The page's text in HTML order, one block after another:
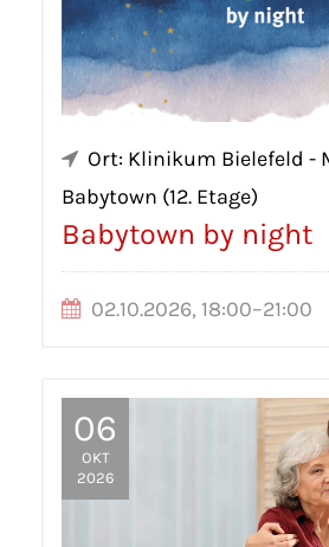
Ort: Klinikum Bielefeld -
Babytown (12. Etage)
Babytown by night
02.10.2026, 18:00–21:00
06
OKT
2026